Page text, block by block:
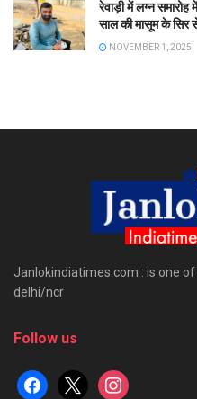
रेवाड़ी में लग्न
साल की मासूम के सिर से
NOVEMBER 1, 2025
Janlokindiatimes.com : is one
delhi/ncr
Follow us
facebook
x instagram